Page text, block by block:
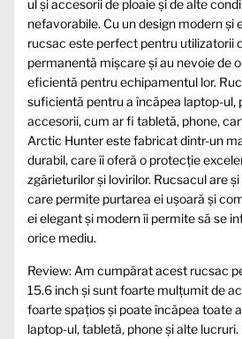
ul și accesorii de ploaie și de alte
nefavorabile. Cu un design modern și
rucsac este perfect pentru utilizatorii
permanentă mișcare și au nevoie de
eficientă pentru echipamentul lor.
suficientă pentru a încăpea laptop-ul,
accesorii, cum ar fi tabletă, phone,
Arctic Hunter este fabricat dintr-un
durabil, care îi oferă o protecție
zgârieturilor și lovirilor. Rucsacul are
care permite purtarea ei ușoară și
ei elegant și modern îi permite să se
orice mediu.
Review: Am cumpărat acest rucsac
15.6 inch și sunt foarte mulțumit de
foarte spațios și poate încăpea toate
laptop-ul, tabletă, phone și alte